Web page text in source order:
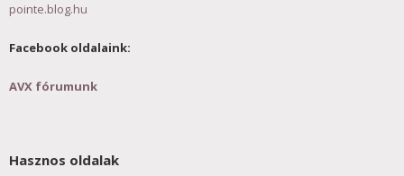
pointe.blog.hu
Facebook oldalaink:
AVX fórumunk
Hasznos oldalak